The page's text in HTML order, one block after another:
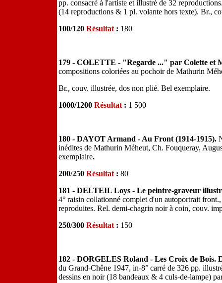
pp. consacré à l'artiste et illustré de 32
(14 reproductions & 1 pl. volante hors texte). Br.,
100/120 Résultat : 180
179 - COLETTE - "Regarde ..." par Colette et
compositions coloriées au pochoir de Mathurin
Br., couv. illustrée, dos non plié. Bel exemplaire.
1000/1200 Résultat : 1 500
180 - DAYOT Armand - Au Front (1914-1915).
inédites de Mathurin Méheut, Ch. Fouqueray,
exemplaire.
200/250 Résultat : 80
181 - DELTEIL Loys - Le peintre-graveur
4° raisin collationné complet d'un autoportrait
reproduites. Rel. demi-chagrin noir à coin, couv.
250/300 Résultat : 150
182 - DORGELES Roland - Les Croix de Bois.
du Grand-Chêne 1947, in-8° carré de 326 pp.
dessins en noir (18 bandeaux & 4 culs-de-lampe)